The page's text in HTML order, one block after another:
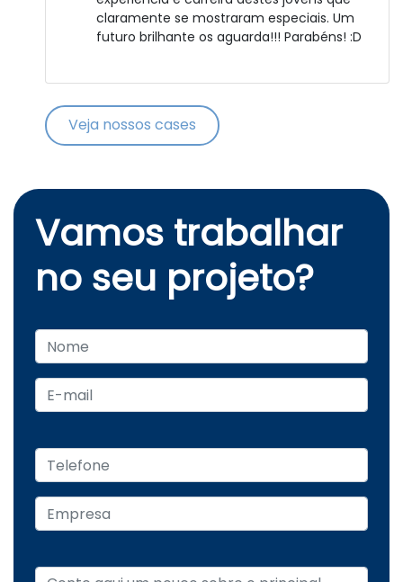
claramente se mostraram especiais. Um
futuro brilhante os aguarda!!! Parabéns! :D
Veja nossos cases
Vamos trabalhar
no seu projeto?